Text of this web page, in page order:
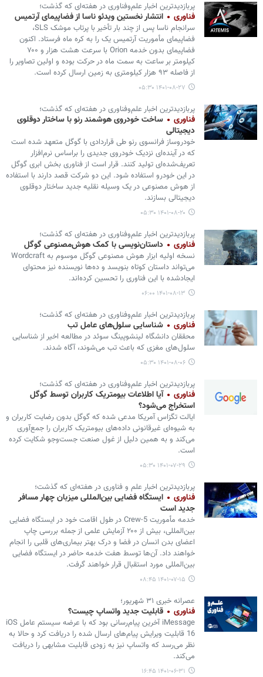
پربازدیدترین اخبار علم‌وفناوری در هفته‌ای که گذشت؛
فناوری انتشار نخستین ویدئو ناسا از فضاپیمای آرتمیس
سرانجام ناسا پس از چند بار تأخیر با پرتاب موشک SLS،
فضاپیمای مأموریت آرتمیس یک را به کره ماه فرستاد. اکنون
فضاپیمای بدون خدمه Orion با سرعت هشت هزار و ۷۰۰
کیلومتر بر ساعت به سمت ماه در حرکت بوده و اولین تصاویر را
از فاصله ۹۳ هزار کیلومتری به زمین ارسال کرده است.
۱۴۰۱-۰۸-۲۷ ۰۵:۳۰
پربازدیدترین اخبار علم‌وفناوری در هفته‌ای که گذشت؛
فناوری
ساخت خودروی هوشمند رنو با ساختار دوقلوی
دیجیتالی
خودروساز فرانسوی رنو طی قراردادی با گوگل متعهد شده است
که در آینده‌ای نزدیک خودروی جدیدی را براساس نرم‌افزار
تعریف‌شده‌ای تولید کنند. قرار است از فناوری بخش ابری گوگل
در این خودرو استفاده شود. این دو شرکت قصد دارند با استفاده
از هوش مصنوعی در یک وسیله نقلیه جدید ساختار دوقلوی
دیجیتالی بسازند.
۱۴۰۱-۰۸-۲۰ ۰۵:۳۰
پربازدیدترین اخبار علم‌وفناوری در هفته‌ای که گذشت؛
فناوری داستان‌نویسی با کمک هوش‌مصنوعی گوگل
نسخه اولیه ابزار هوش مصنوعی گوگل موسوم به Wordcraft
می‌تواند داستان کوتاه بنویسد و ده‌ها نویسنده نیز محتوای
ایجادشده با این فناوری را تحسین کرده‌اند.
۱۴۰۱-۰۸-۱۳ ۰۶:۰۰
پربازدیدترین اخبار علم‌وفناوری در هفته‌ای که گذشت؛
فناوری شناسایی سلول‌های عامل تب
محققان دانشگاه لینشوپینگ سوئد در مطالعه اخیر از شناسایی
سلول‌های مغزی که باعث تب می‌شوند، آگاه شدند.
۱۴۰۱-۰۸-۰۶ ۰۵:۳۰
پربازدیدترین اخبار علم‌وفناوری در هفته‌ای که گذشت؛
فناوری
آیا اطلاعات بیومتریک کاربران توسط گوگل
استخراج می‌شود؟
ایالت تگزاس آمریکا مدعی شده که گوگل بدون رضایت کاربران و
به شیوه‌ای غیرقانونی داده‌های بیومتریک کاربران را جمع‌آوری
می‌کند و به همین دلیل از غول صنعت جست‌وجو شکایت کرده
است.
۱۴۰۱-۰۷-۲۹ ۰۵:۳۰
پربازدیدترین اخبار علم و فناوری در هفته‌ای که گذشت؛
فناوری
ایستگاه فضایی بین‌المللی میزبان چهار مسافر
جدید است
خدمه مأموریت Crew-5 در طول اقامت خود در ایستگاه فضایی
بین‌المللی، بیش از ۲۰۰ آزمایش علمی از جمله بررسی چاپ
اعضای بدن انسان در فضا و درک بهتر بیماری‌های قلبی را انجام
خواهند داد. آن‌ها توسط هفت خدمه حاضر در ایستگاه فضایی
بین‌المللی مورد استقبال قرار خواهند گرفت.
۱۴۰۱-۰۷-۱۵ ۰۸:۴۵
عصرانه خبری ۳۱ شهریور؛
فناوری قابلیت جدید واتساپ چیست؟
iMessage آخرین پیام‌رسانی بود که با عرضه سیستم عامل iOS
16 قابلیت ویرایش پیام‌های ارسال شده را دریافت کرد و حالا به
نظر می‌رسد که واتساپ نیز به زودی قابلیت مشابهی را دریافت
می‌کند.
۱۴۰۱-۰۶-۳۱ ۱۶:۴۵